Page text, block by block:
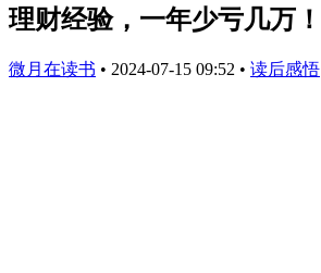
理财经验，一年少亏几万！
微月在读书 • 2024-07-15 09:52 • 读后感悟